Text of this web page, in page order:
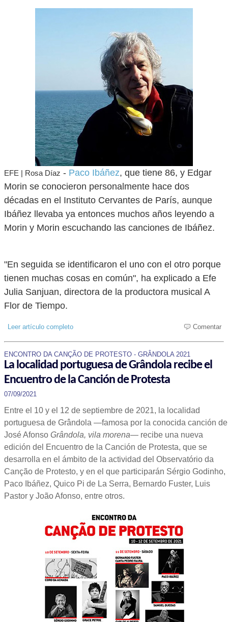
EFE | Rosa Díaz - Paco Ibáñez, que tiene 86, y Edgar
Morin se conocieron personalmente hace dos
décadas en el Instituto Cervantes de París, aunque
Ibáñez llevaba ya entonces muchos años leyendo a
Morin y Morin escuchando las canciones de Ibáñez.
"En seguida se identificaron el uno con el otro porque
tienen muchas cosas en común", ha explicado a Efe
Julia Sanjuan, directora de la productora musical A
Flor de Tiempo.
Leer artículo completo Comentar
ENCONTRO DA CANÇÃO DE PROTESTO - GRÂNDOLA 2021
La localidad portuguesa de Grândola recibe el
Encuentro de la Canción de Protesta
07/09/2021
Entre el 10 y el 12 de septiembre de 2021, la localidad
portuguesa de Grândola —famosa por la conocida canción de
José Afonso Grândola, vila morena— recibe una nueva
edición del Encuentro de la Canción de Protesta, que se
desarrolla en el ámbito de la actividad del Observatório da
Canção de Protesto, y en el que participarán Sérgio Godinho,
Paco Ibáñez, Quico Pi de La Serra, Bernardo Fuster, Luis
Pastor y João Afonso, entre otros.